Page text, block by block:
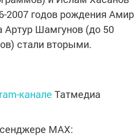
2007 годов рождения Амир
Артур Шамгунов (до 50
стали вторыми.
канале Татмедиа
MАХ: